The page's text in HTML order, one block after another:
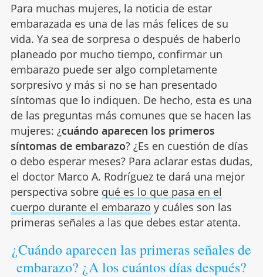
Para muchas mujeres, la noticia de estar
embarazada es una de las más felices de su
vida. Ya sea de sorpresa o después de haberlo
planeado por mucho tiempo, confirmar un
embarazo puede ser algo completamente
sorpresivo y más si no se han presentado
síntomas que lo indiquen. De hecho, esta es una
de las preguntas más comunes que se hacen las
mujeres: ¿cuándo aparecen los primeros
síntomas de embarazo? ¿Es en cuestión de días
o debo esperar meses? Para aclarar estas dudas,
el doctor Marco A. Rodríguez te dará una mejor
perspectiva sobre qué es lo que pasa en el
cuerpo durante el embarazo y cuáles son las
primeras señales a las que debes estar atenta.
¿Cuándo aparecen las primeras señales de
embarazo? ¿A los cuántos días después?